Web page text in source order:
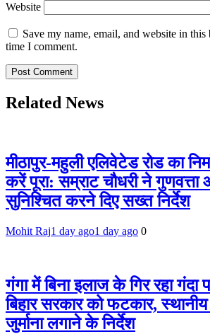
Website
Save my name, email, and website in
time I comment.
Related News
मीठापुर-महुली एलिवेटेड रोड का
करें पूरा: सम्राट चौधरी ने
सुनिश्चित करने दिए सख्त निर्देश
Mohit Raj1 day ago1 day ago 0
गंगा में बिना इलाज के गिर रहा गंदा
बिहार सरकार को फटकार, स्थानीय
जुर्माना लगाने के निर्देश